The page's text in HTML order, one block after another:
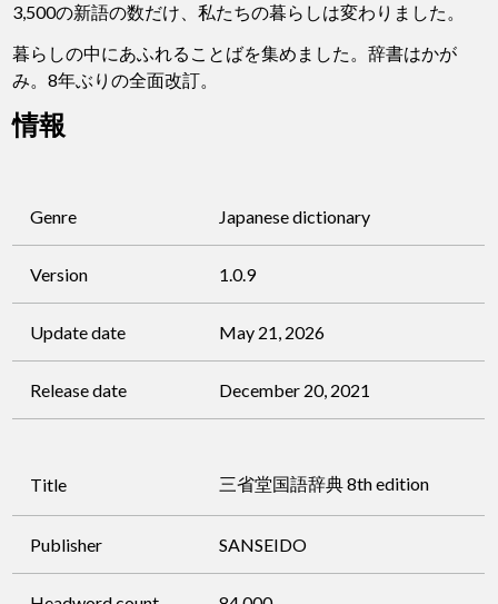
3,500の新語の数だけ、私たちの暮らしは変わりました。
暮らしの中にあふれることばを集めました。辞書はかが
み。8年ぶりの全面改訂。
情報
Genre Japanese dictionary
Version 1.0.9
Update date May 21, 2026
Release date December 20, 2021
Title 三省堂国語辞典 8th edition
Publisher SANSEIDO